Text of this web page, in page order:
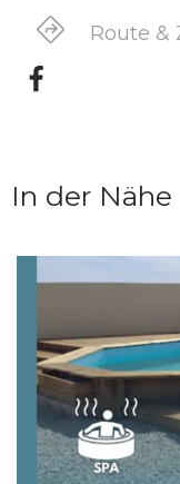
Route &
In der Nähe